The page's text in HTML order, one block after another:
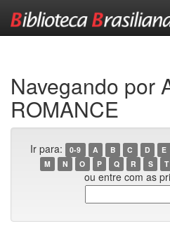
Navegando por
ROMANCE
Ir para: 0-9 A B C D E
M
N O P Q R S T
ou entre com as